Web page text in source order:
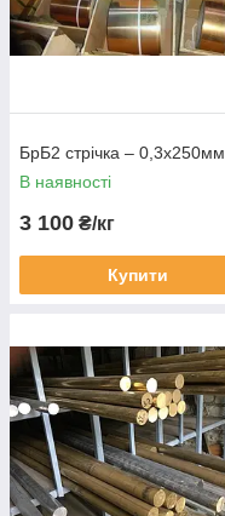
БрБ2 стрічка – 0,3х250мм
В наявності
3 100 ₴/кг
Купити